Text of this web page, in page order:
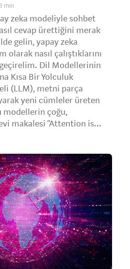
min
zeka modeliyle sohbet
cevap ürettiğini merak
gelin, yapay zeka
nasıl çalıştıklarını
Dil Modellerinin
Kısa Bir Yolculuk
(LLM), metni parça
yeni cümleler üreten
çoğu,
makalesi “Attention is...